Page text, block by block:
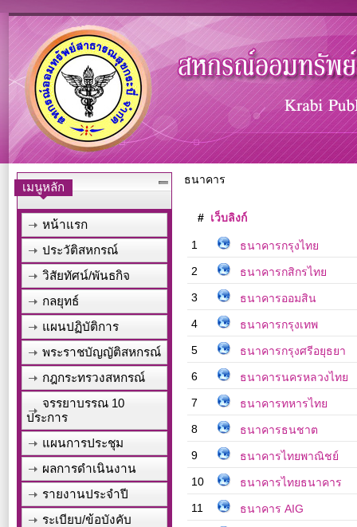
เมนูหลัก
หน้าแรก
ประวัติสหกรณ์
วิสัยทัศน์/พันธกิจ
กลยุทธ์
แผนปฏิบัติการ
พระราชบัญญัติสหกรณ์
กฎกระทรวงสหกรณ์
จรรยาบรรณ 10
ประการ
แผนการประชุม
ผลการดำเนินงาน
รายงานประจำปี
ระเบียบ/ข้อบังคับ
ธนาคาร
# เว็บลิงก์
1
ธนาคารกรุงไทย
2
ธนาคารกสิกรไทย
3
ธนาคารออมสิน
4
ธนาคารกรุงเทพ
5
ธนาคารกรุงศรีอยุธยา
6
ธนาคารนครหลวงไทย
7
ธนาคารทหารไทย
8
ธนาคารธนชาต
9
ธนาคารไทยพาณิชย์
10
ธนาคารไทยธนาคาร
11
ธนาคาร AIG